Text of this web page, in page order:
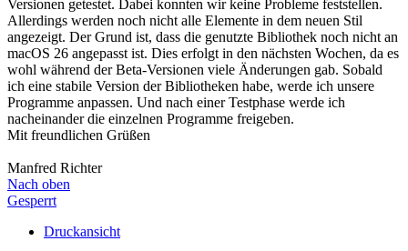
Versionen getestet. Dabei konnten wir keine Probleme feststellen.
Allerdings werden noch nicht alle Elemente in dem neuen Stil
angezeigt. Der Grund ist, dass die genutzte Bibliothek noch nicht an
macOS 26 angepasst ist. Dies erfolgt in den nächsten Wochen, da es
wohl während der Beta-Versionen viele Änderungen gab. Sobald
ich eine stabile Version der Bibliotheken habe, werde ich unsere
Programme anpassen. Und nach einer Testphase werde ich
nacheinander die einzelnen Programme freigeben.
Mit freundlichen Grüßen
Manfred Richter
Nach oben
Gesperrt
Druckansicht